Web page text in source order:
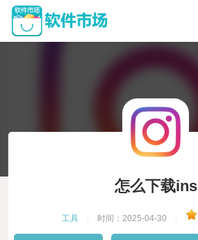
怎么下载ins
工具 时间：2025-04-30